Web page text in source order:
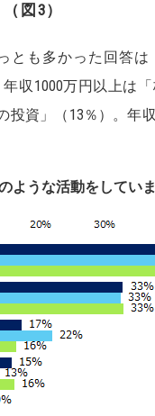
図 3）
も多かった回答は
収1000万円以上は
資」（13％）。年
うな活動をしてい